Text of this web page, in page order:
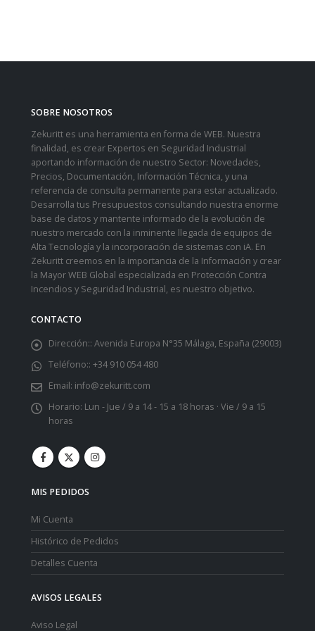
SOBRE NOSOTROS
Zekuritt es una herramienta en forma de WEB. Nuestra
finalidad, es crear Expertos en Seguridad Industrial
aportando información de nuestro Sector: Novedades,
Precios, Documentación, Información Técnica, y una
referencia de consulta permanente para estar actualizado.
Desarrolla tus Presupuestos consultando nuestra enorme
base de datos y mantente informado de la evolución de
nuestro mercado con la inminente llegada de equipos de
Alta Tecnología y la incorporación de sistemas con iA. En
Zekuritt creemos en la importancia de la Información y crear
la Mayor WEB Global especializada en Protección Contra
Incendios y Seguridad Industrial, es nuestro objetivo.
CONTACTO
Dirección:: Avenida Europa N°35 Málaga, España (29003)
Teléfono:: +34 910 054 480
Email: info@zekuritt.com
Horario: Lun - Jue / 9 a 14 - 15 a 18 horas · Vie / 9 a 15
horas
MIS PEDIDOS
Mi Cuenta
Histórico de Pedidos
Detalles Cuenta
AVISOS LEGALES
Aviso Legal